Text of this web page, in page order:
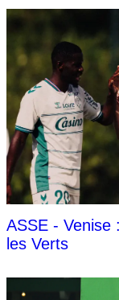
ASSE - Venise
les Verts